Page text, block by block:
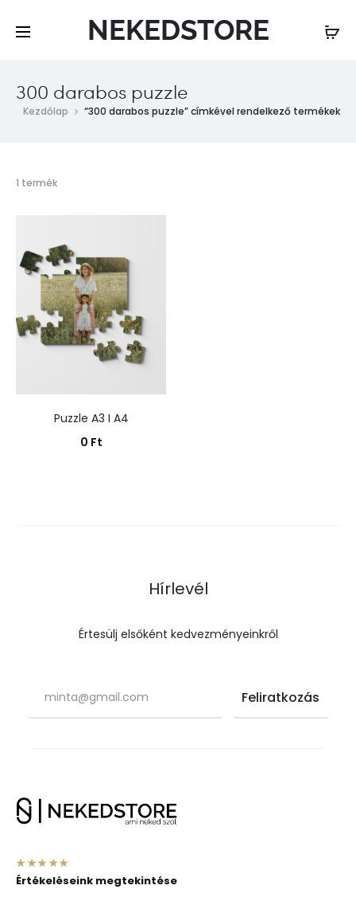
NEKEDSTORE
300 darabos puzzle
Kezdőlap “300 darabos puzzle” címkével rendelkező termékek
1 termékÖsszesen
Puzzle A3 I A4
0 Ft
Hírlevél
Értesülj elsőként kedvezményeinkről
★★★★★
Értékeléseink megtekintése